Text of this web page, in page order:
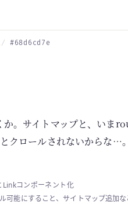
#68d6cd7e
。サイトマップと、いま
クロールされないからな…
コンポーネント化
可能にすること、サイトマップ追加